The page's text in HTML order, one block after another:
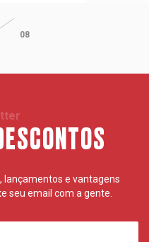
08
lançamentos e vantagens
seu email com a gente.